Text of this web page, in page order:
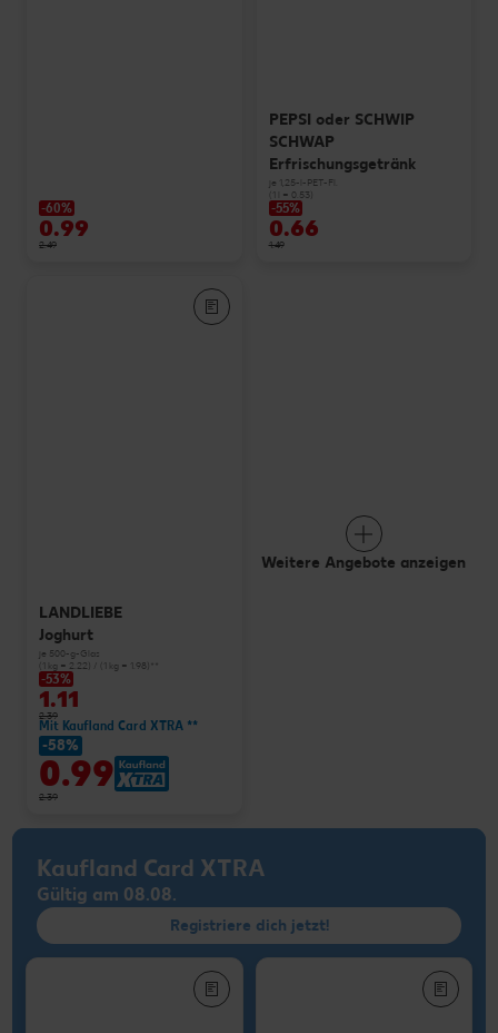
-60%
0.99
2.49
PEPSI oder SCHWIP
SCHWAP
Erfrischungsgetränk
je 1,25-l-PET-Fl.
(1 l = 0.53)
-55%
0.66
1.49
LANDLIEBE
Joghurt
je 500-g-Glas
(1 kg = 2.22) / (1 kg = 1.98)**
-53%
1.11
2.39
Mit Kaufland Card XTRA **
-58%
0.99
2.39
Weitere Angebote anzeigen
Kaufland Card XTRA
Gültig am 08.08.
Registriere dich jetzt!